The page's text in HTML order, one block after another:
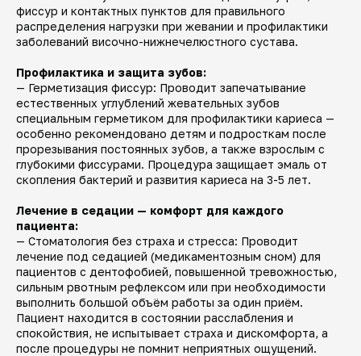
фиссур и контактных пунктов для правильного
распределения нагрузки при жевании и профилактики
заболеваний височно-нижнечелюстного сустава.
Профилактика и защита зубов:
— Герметизация фиссур: Проводит запечатывание
естественных углублений жевательных зубов
специальным герметиком для профилактики кариеса —
особенно рекомендовано детям и подросткам после
прорезывания постоянных зубов, а также взрослым с
глубокими фиссурами. Процедура защищает эмаль от
скопления бактерий и развития кариеса на 3-5 лет.
Лечение в седации — комфорт для каждого
пациента:
— Стоматология без страха и стресса: Проводит
лечение под седацией (медикаментозным сном) для
пациентов с дентофобией, повышенной тревожностью,
сильным рвотным рефлексом или при необходимости
выполнить большой объём работы за один приём.
Пациент находится в состоянии расслабления и
спокойствия, не испытывает страха и дискомфорта, а
после процедуры не помнит неприятных ощущений.